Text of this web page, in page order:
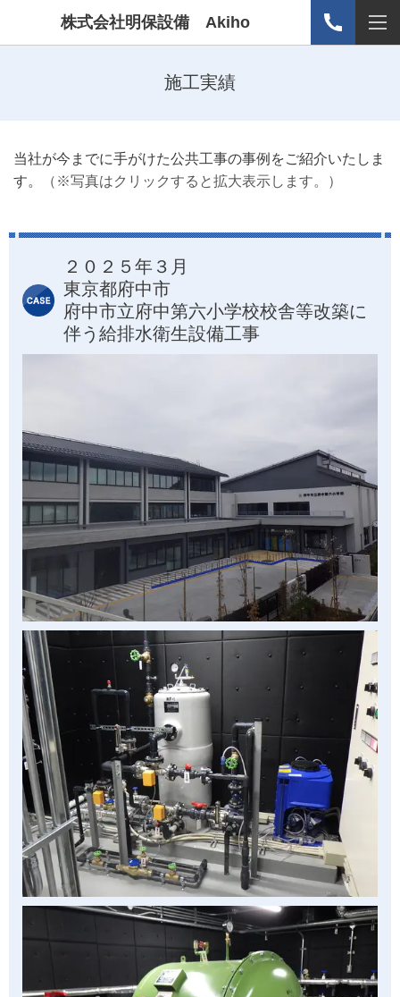
株式会社明保設備 Akiho
施工実績
当社が今までに手がけた公共工事の事例 をご紹介いたしま
す。
（ ※写真はクリックすると拡大表示します。）
２０２５年３月
東京都府中市
府中市立府中第六小学校校舎等改築に
伴う給排水衛生設備工事